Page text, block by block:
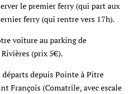
le premier ferry (qui part aux
ferry (qui rentre vers 17h).
voiture au parking de
(prix 5€).
depuis Pointe à Pitre
François (Comatrile, avec escale